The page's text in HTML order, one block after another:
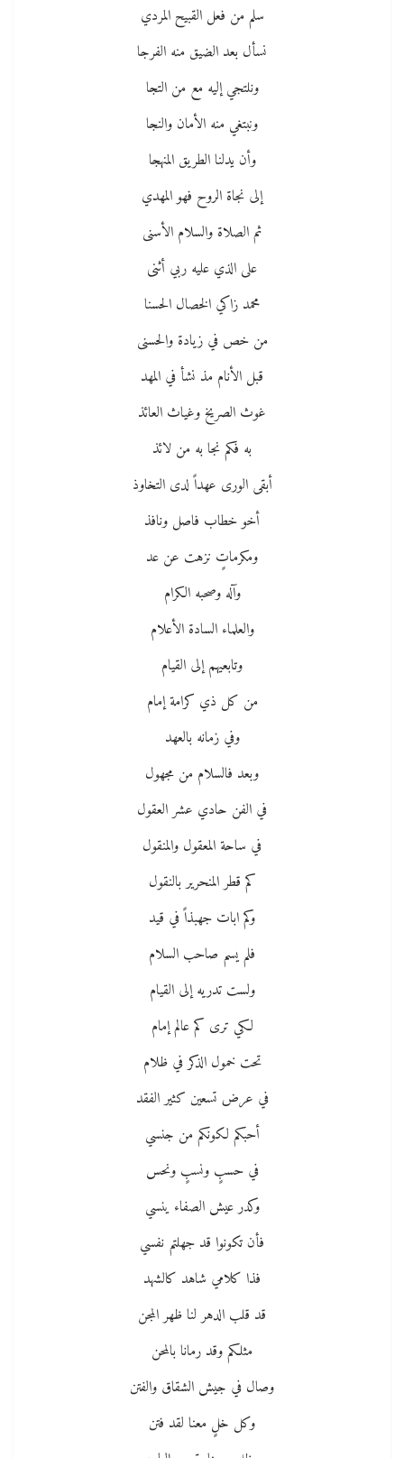
سلم من فعل القبيح المردي
نسأل بعد الضيق منه الفرجا
ونلتجي إليه مع من التجا
ونبتغي منه الأمان والنجا
وأن يدلنا الطريق المنهجا
إلى نجاة الروح فهو المهدي
ثم الصلاة والسلام الأسنى
على الذي عليه ربي أثنى
محمد زاكي الخصال الحسنا
من خص في زيادة والحسنى
قبل الأنام مذ نشأ في المهد
غوث الصريخ وغياث العائذ
به فكم نجا به من لائذ
أبقى الورى عهداً لدى التخاوذ
أخو خطاب فاصل ونافذ
ومكرماتٍ نزهت عن عد
وآله وصحبه الكرام
والعلماء السادة الأعلام
وتابعيهم إلى القيام
من كل ذي كرامة إمام
وفي زمانه بالعهد
وبعد فالسلام من مجهول
في الفن حادي عشر العقول
في ساحة المعقول والمنقول
كم قطر المنحرير بالنقول
وكم ابات جهبذاً في قيد
فلم يسم صاحب السلام
ولست تدريه إلى القيام
لكي ترى كم عالم إمام
تحت خمول الذكر في ظلام
في عرض تسعين كثير الفقد
أحبكم لكونكم من جنسي
في حسبٍ ونسبٍ ونحس
وكدر عيش الصفاء ينسي
فأن تكونوا قد جهلتم نفسي
فذا كلامي شاهد كالشهد
قد قلب الدهر لنا ظهر المجن
مثلكم وقد رمانا بالمحن
وصال في جيش الشقاق والفتن
وكل خلٍ معنا لقد فتن